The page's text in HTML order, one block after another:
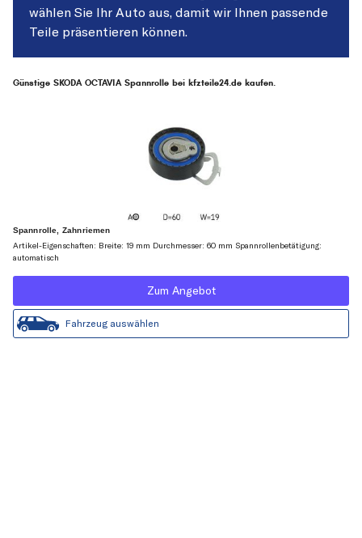
wählen Sie Ihr Auto aus, damit wir Ihnen passende
Teile präsentieren können.
Günstige SKODA OCTAVIA Spannrolle bei kfzteile24.de kaufen.
Spannrolle, Zahnriemen
Artikel-Eigenschaften: Breite: 19 mm Durchmesser: 60 mm Spannrollenbetätigung:
automatisch
Zum Angebot
Fahrzeug auswählen